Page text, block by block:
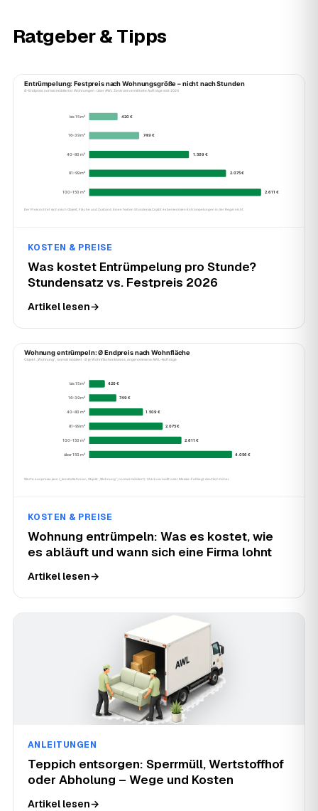
Ratgeber & Tipps
KOSTEN & PREISE
Was kostet Entrümpelung pro Stunde?
Stundensatz vs. Festpreis 2026
Artikel lesen→
KOSTEN & PREISE
Wohnung entrümpeln: Was es kostet, wie
es abläuft und wann sich eine Firma lohnt
Artikel lesen→
ANLEITUNGEN
Teppich entsorgen: Sperrmüll, Wertstoffhof
oder Abholung – Wege und Kosten
Artikel lesen→